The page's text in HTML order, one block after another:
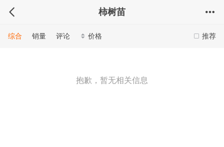
柿树苗
推荐
综合 销量 评论 价格
抱歉，暂无相关信息